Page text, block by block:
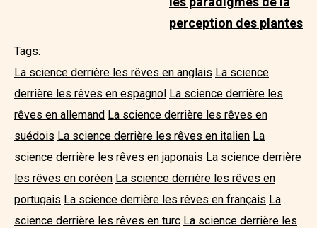
perception des plantes
Tags:
La science derrière les rêves en anglais La science
derrière les rêves en espagnol La science derrière les
rêves en allemand La science derrière les rêves en
suédois La science derrière les rêves en italien La
science derrière les rêves en japonais La science derrière
les rêves en coréen La science derrière les rêves en
portugais La science derrière les rêves en français La
science derrière les rêves en turc La science derrière les